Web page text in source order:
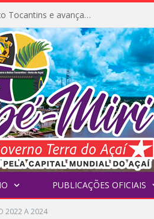
Igarapé-Miri conquista o melhor IDEB do Baixo Tocantins e avança na qualidade da educação pública
PUBLICAÇÕES OFICIAIS
2022 A 2024